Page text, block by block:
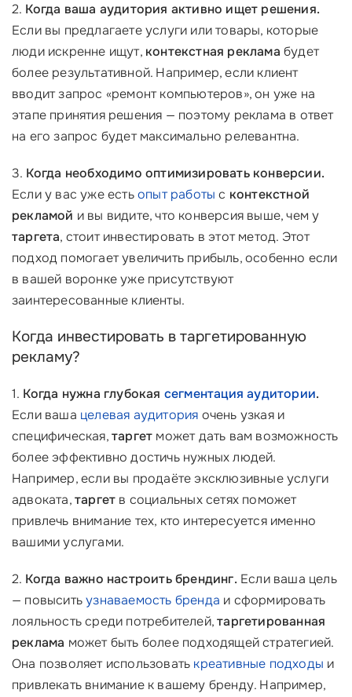
2. Когда ваша аудитория активно ищет решения.
Если вы предлагаете услуги или товары, которые
люди искренне ищут, контекстная реклама будет
более результативной. Например, если клиент
вводит запрос «ремонт компьютеров», он уже на
этапе принятия решения — поэтому реклама в ответ
на его запрос будет максимально релевантна.
3. Когда необходимо оптимизировать конверсии.
Если у вас уже естьопыт работы с контекстной
рекламой и вы видите, что конверсия выше, чем у
таргета, стоит инвестировать в этот метод. Этот
подход помогает увеличить прибыль, особенно если
в вашей воронке уже присутствуют
заинтересованные клиенты.
Когда инвестировать в таргетированную
рекламу?
1. Когда нужна глубокая сегментация аудитории.
Если ваша целевая аудитория очень узкая и
специфическая,таргет может дать вам возможность
более эффективно достичь нужных людей.
Например, если вы продаёте эксклюзивные услуги
адвоката,таргет в социальных сетях поможет
привлечь внимание тех, кто интересуется именно
вашими услугами.
2. Когда важно настроить брендинг. Если ваша цель
— повыситьузнаваемость бренда и сформировать
лояльность среди потребителей,таргетированная
реклама может быть более подходящей стратегией.
Она позволяет использовать креативные подходы и
привлекать внимание к вашему бренду. Например,